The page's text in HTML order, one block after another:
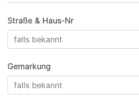
Straße & Haus-Nr
Gemarkung